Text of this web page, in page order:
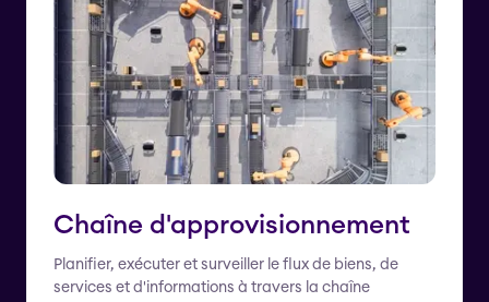
Chaîne d'approvisionnement
Planifier, exécuter et surveiller le flux de biens, de
services et d'informations à travers la chaîne